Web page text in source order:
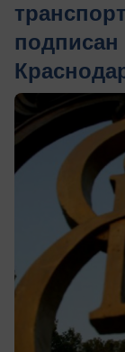
подписан